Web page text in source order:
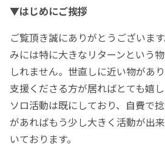
▼はじめにご挨拶
ご覧頂き誠にありがとうございま
みには特に大きなリターンという
しれません。世直しに近い物があ
支援くださる方が居ればとても嬉
ソロ活動は既にしており、自費で
があればもう少し大きく活動が出
いております。